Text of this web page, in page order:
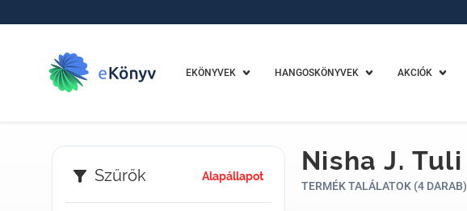
EKÖNYVEK HANGOSKÖNYVEK AKCIÓK
Szűrők Alapállapot
Nisha J. Tuli
TERMÉK TALÁLATOK (4 DARAB)